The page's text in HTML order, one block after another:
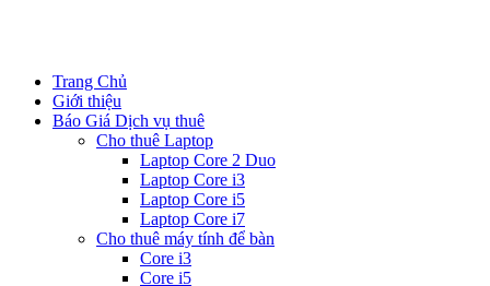
Trang Chủ
Giới thiệu
Báo Giá Dịch vụ thuê
Cho thuê Laptop
Laptop Core 2 Duo
Laptop Core i3
Laptop Core i5
Laptop Core i7
Cho thuê máy tính để bàn
Core i3
Core i5